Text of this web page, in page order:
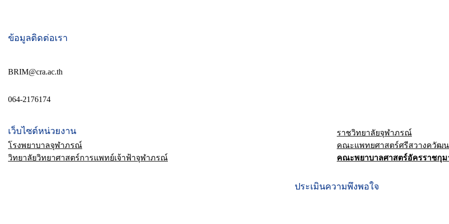
ข้อมูลติดต่อเรา
BRIM@cra.ac.th
064-2176174
เว็บไซต์หน่วยงาน
ราชวิทยาลัยจุฬาภรณ์
โรงพยาบาลจุฬาภรณ์
คณะแพทยศาสตร์ศรีสวางควัฒน
วิทยาลัยวิทยาศาสตร์การแพทย์เจ้าฟ้าจุฬาภรณ์
คณะพยาบาลศาสตร์อัครราชกุม
ประเมินความพึงพอใจ